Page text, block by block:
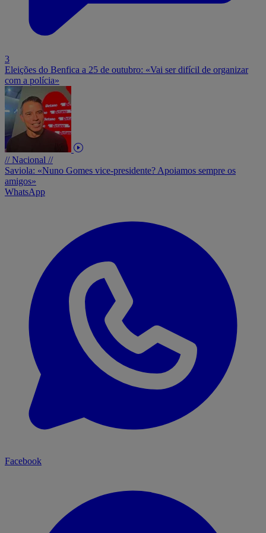
3
Eleições do Benfica a 25 de outubro: «Vai ser difícil de organizar
com a polícia»
// Nacional //
Saviola: «Nuno Gomes vice-presidente? Apoiamos sempre os
amigos»
WhatsApp
Facebook